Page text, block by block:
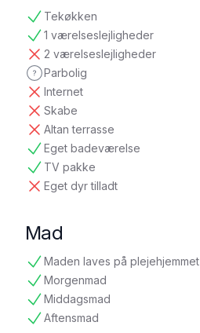
Tekøkken
tilgængelig
1 værelseslejligheder
tilgængelig
2 værelseslejligheder
ikke tilgængelig
Parbolig
ikke oplyst
Internet
ikke tilgængelig
Skabe
ikke tilgængelig
Altan terrasse
ikke tilgængelig
Eget badeværelse
tilgængelig
TV pakke
tilgængelig
Eget dyr tilladt
ikke tilgængelig
Mad
Maden laves på plejehjemmet
tilgængelig
Morgenmad
tilgængelig
Middagsmad
tilgængelig
Aftensmad
tilgængelig